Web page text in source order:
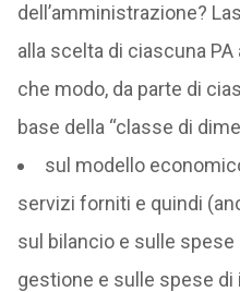
dell’amministrazione?
alla scelta di ciascuna
che modo, da parte di
base della “classe di
sul modello
servizi forniti e quindi
sul bilancio e sulle spese
gestione e sulle spese